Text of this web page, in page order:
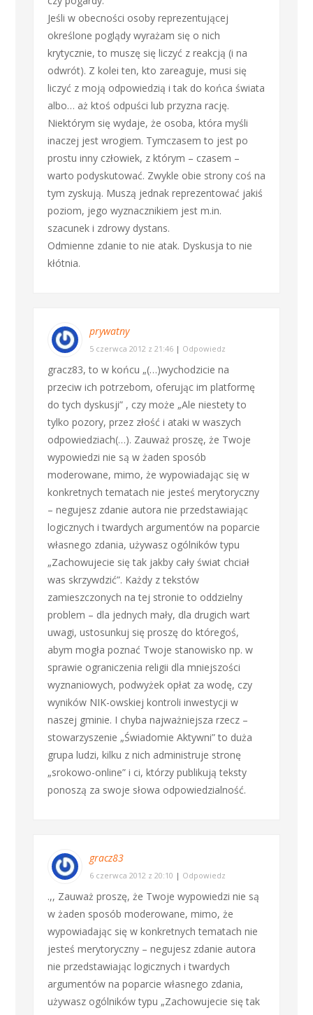
Jeśli w obecności osoby reprezentującej
określone poglądy wyrażam się o nich
krytycznie, to muszę się liczyć z reakcją (i na
odwrót). Z kolei ten, kto zareaguje, musi się
liczyć z moją odpowiedzią i tak do końca świata
albo… aż ktoś odpuści lub przyzna rację.
Niektórym się wydaje, że osoba, która myśli
inaczej jest wrogiem. Tymczasem to jest po
prostu inny człowiek, z którym – czasem –
warto podyskutować. Zwykle obie strony coś na
tym zyskują. Muszą jednak reprezentować jakiś
poziom, jego wyznacznikiem jest m.in.
szacunek i zdrowy dystans.
Odmienne zdanie to nie atak. Dyskusja to nie
kłótnia.
prywatny
5 czerwca 2012 z 21:46 | Odpowiedz
gracz83, to w końcu „(…)wychodzicie na
przeciw ich potrzebom, oferując im platformę
do tych dyskusji” , czy może „Ale niestety to
tylko pozory, przez złość i ataki w waszych
odpowiedziach(…). Zauważ proszę, że Twoje
wypowiedzi nie są w żaden sposób
moderowane, mimo, że wypowiadając się w
konkretnych tematach nie jesteś merytoryczny
– negujesz zdanie autora nie przedstawiając
logicznych i twardych argumentów na poparcie
własnego zdania, używasz ogólników typu
„Zachowujecie się tak jakby cały świat chciał
was skrzywdzić”. Każdy z tekstów
zamieszczonych na tej stronie to oddzielny
problem – dla jednych mały, dla drugich wart
uwagi, ustosunkuj się proszę do któregoś,
abym mogła poznać Twoje stanowisko np. w
sprawie ograniczenia religii dla mniejszości
wyznaniowych, podwyżek opłat za wodę, czy
wyników NIK-owskiej kontroli inwestycji w
naszej gminie. I chyba najważniejsza rzecz –
stowarzyszenie „Świadomie Aktywni” to duża
grupa ludzi, kilku z nich administruje stronę
„srokowo-online” i ci, którzy publikują teksty
ponoszą za swoje słowa odpowiedzialność.
gracz83
6 czerwca 2012 z 20:10 | Odpowiedz
.,, Zauważ proszę, że Twoje wypowiedzi nie są
w żaden sposób moderowane, mimo, że
wypowiadając się w konkretnych tematach nie
jesteś merytoryczny – negujesz zdanie autora
nie przedstawiając logicznych i twardych
argumentów na poparcie własnego zdania,
używasz ogólników typu „Zachowujecie się tak